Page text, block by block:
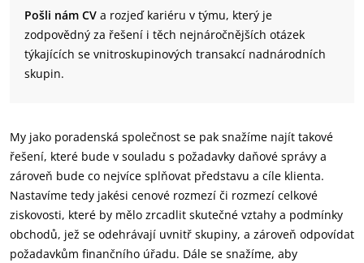
Pošli nám CV a rozjeď kariéru v týmu, který je
zodpovědný za řešení i těch nejnáročnějších otázek
týkajících se vnitroskupinových transakcí nadnárodních
skupin.
My jako poradenská společnost se pak snažíme najít takové
řešení, které bude v souladu s požadavky daňové správy a
zároveň bude co nejvíce splňovat představu a cíle klienta.
Nastavíme tedy jakési cenové rozmezí či rozmezí celkové
ziskovosti, které by mělo zrcadlit skutečné vztahy a podmínky
obchodů, jež se odehrávají uvnitř skupiny, a zároveň odpovídat
požadavkům finančního úřadu. Dále se snažíme, aby